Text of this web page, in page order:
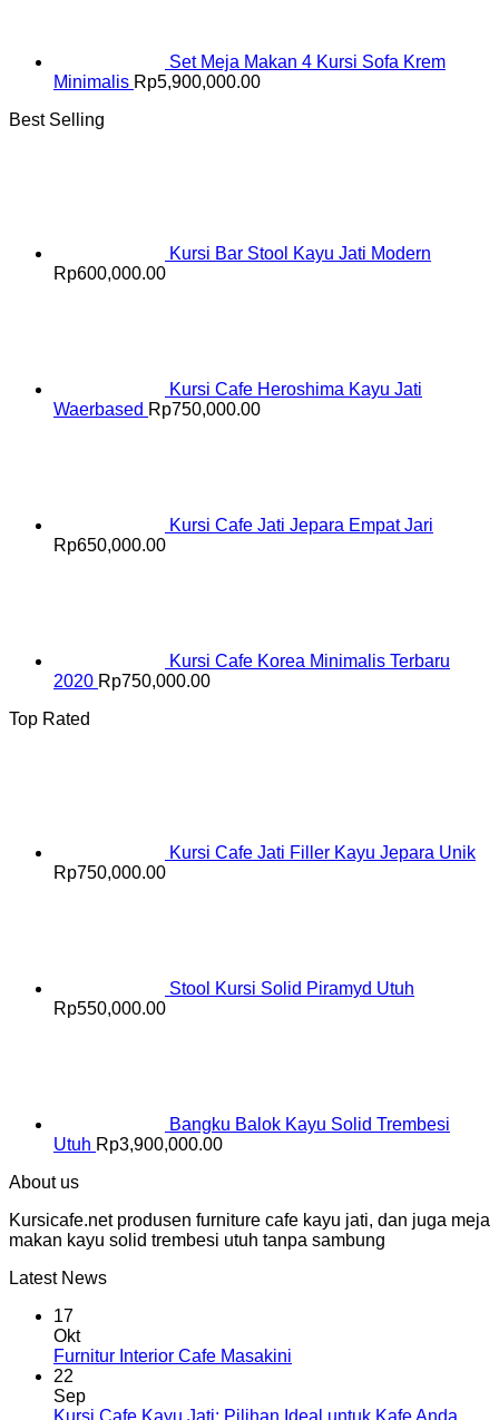
Set Meja Makan 4 Kursi Sofa Krem
Minimalis Rp5,900,000.00
Best Selling
Kursi Bar Stool Kayu Jati Modern
Rp600,000.00
Kursi Cafe Heroshima Kayu Jati
Waerbased Rp750,000.00
Kursi Cafe Jati Jepara Empat Jari
Rp650,000.00
Kursi Cafe Korea Minimalis Terbaru
2020 Rp750,000.00
Top Rated
Kursi Cafe Jati Filler Kayu Jepara Unik
Rp750,000.00
Stool Kursi Solid Piramyd Utuh
Rp550,000.00
Bangku Balok Kayu Solid Trembesi
Utuh Rp3,900,000.00
About us
Kursicafe.net produsen furniture cafe kayu jati, dan juga meja
makan kayu solid trembesi utuh tanpa sambung
Latest News
17
Okt
Furnitur Interior Cafe Masakini
22
Sep